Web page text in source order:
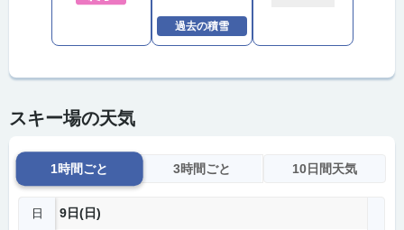
過去の積雪
スキー場の天気
1時間ごと 3時間ごと 10日間天気
日 9日(日)